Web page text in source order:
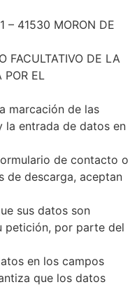
– 41530 MORON DE
FACULTATIVO DE LA
POR EL
marcación de las
la entrada de datos en
de contacto o
de descarga, aceptan
sus datos son
petición, por parte del
en los campos
que los datos